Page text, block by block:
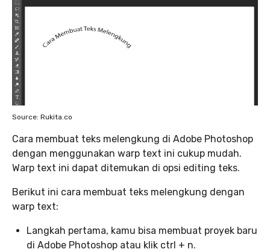
Source: Rukita.co
Cara membuat teks melengkung di Adobe Photoshop
dengan menggunakan warp text ini cukup mudah.
Warp text ini dapat ditemukan di opsi editing teks.
Berikut ini cara membuat teks melengkung dengan
warp text:
Langkah pertama, kamu bisa membuat proyek baru
di Adobe Photoshop atau klik ctrl + n.